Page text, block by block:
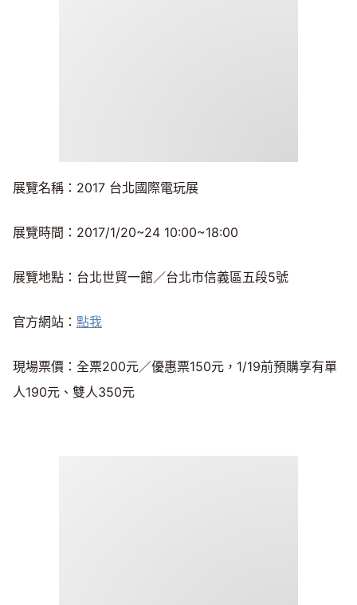
展覽名稱：2017 台北國際電玩展
展覽時間：2017/1/20~24 10:00~18:00
展覽地點：台北世貿一館／台北市信義區五段5號
官方網站： 點我
現場票價：全票200元／優惠票150元，1/19前預購享有單
人190元、雙人350元